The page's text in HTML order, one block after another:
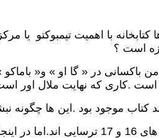
با اهمیت تیمبوکتو یا
است ؟
در « گا او » و«
است .کاری که نهایت ملال اور
کتاب موجود بود .این ها چگونه